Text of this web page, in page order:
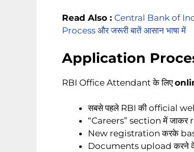
Read Also : Central Bank of
Process और जरूरी बातें आसान भाषा में
Application
RBI Office Attendant के लिए
सबसे पहले RBI की official
“Careers” section में
New registration करके
Documents upload करने के